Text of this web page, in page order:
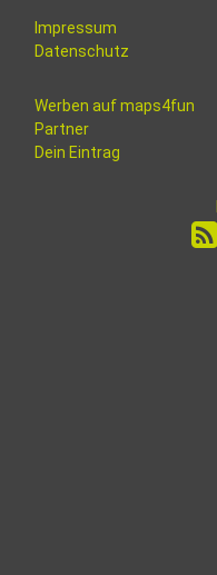
Impressum
Datenschutz
Werben auf maps4fun
Partner
Dein Eintrag